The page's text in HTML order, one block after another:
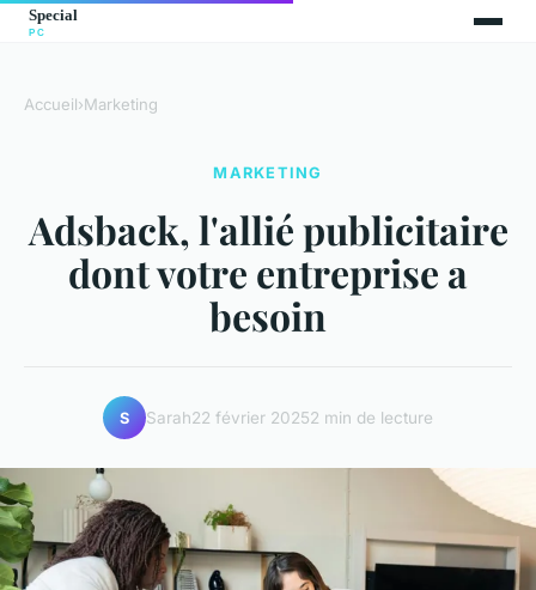
Accueil›Marketing
MARKETING
Adsback, l'allié publicitaire
dont votre entreprise a
besoin
S Sarah22 février 20252 min de lecture